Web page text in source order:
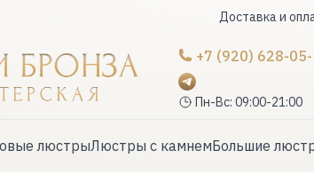
Доставка и
+7 (920) 628-
Пн-Вс: 09:00-21:00
люстрыЛюстры с камнемБольшие